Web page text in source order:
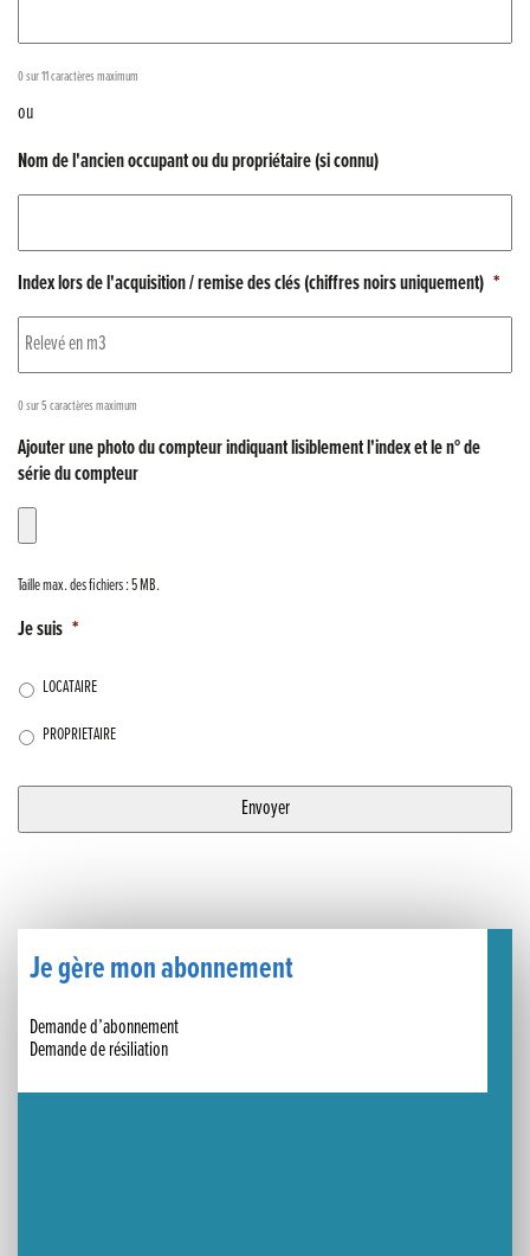
Je gère mon abonnement
Demande d’abonnement
Demande de résiliation
0 sur 11 caractères maximum
ou
Nom de l'ancien occupant ou du propriétaire (si connu)
Index lors de l'acquisition / remise des clés (chiffres noirs uniquement) *
0 sur 5 caractères maximum
Ajouter une photo du compteur indiquant lisiblement l'index et le n° de
série du compteur
Taille max. des fichiers : 5 MB.
Je suis *
LOCATAIRE
PROPRIETAIRE